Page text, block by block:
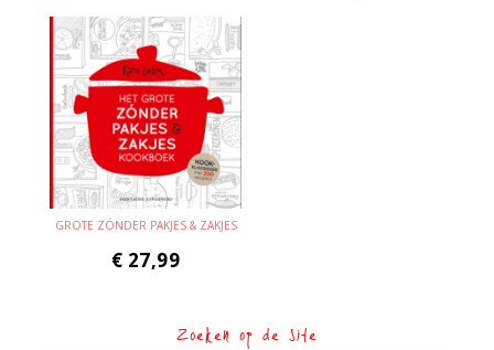
GROTE ZÓNDER PAKJES & ZAKJES
€ 27,99
Zoeken op de site